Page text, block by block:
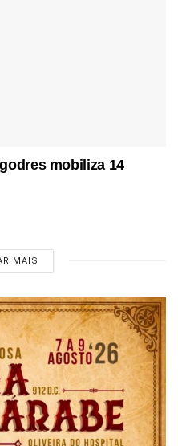
mobiliza 14
MAIS